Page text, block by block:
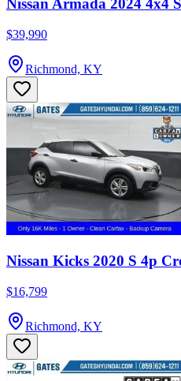
Nissan Armada 2024 4x4
$39,990
Richmond, KY
Nissan Kicks 2020 S 4p
$16,799
Richmond, KY